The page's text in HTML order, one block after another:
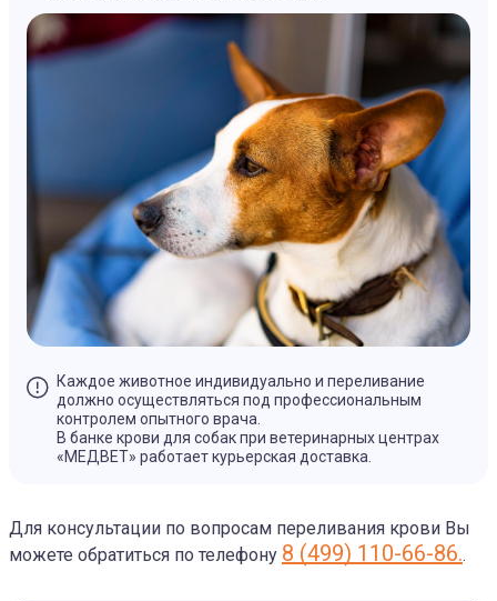
Каждое животное индивидуально и переливание
должно осуществляться под профессиональным
контролем опытного врача.
В банке крови для собак при ветеринарных центрах
«МЕДВЕТ» работает курьерская доставка.
Для консультации по вопросам переливания крови Вы
можете обратиться по телефону 8 (499) 110-66-86..